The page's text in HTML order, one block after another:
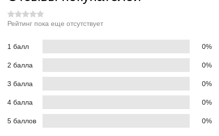
Рейтинг пока еще отсутствует
1 балл 0%
2 балла 0%
3 балла 0%
4 балла 0%
5 баллов 0%